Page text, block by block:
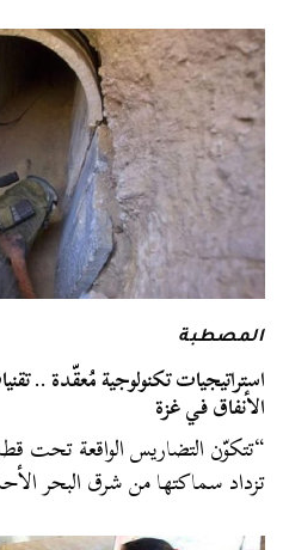
المصطبة
استراتيجيات تكنولوجية مُعقّدة ..
الأنفاق في غزة
“تتكوّن التضاريس الواقعة
تزداد سماكتها من شرق البحر